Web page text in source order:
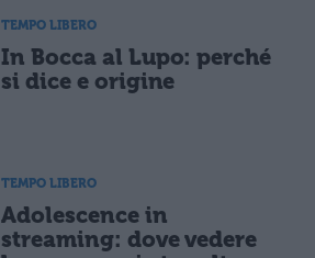
TEMPO LIBERO
In Bocca al Lupo: perché
si dice e origine
TEMPO LIBERO
Adolescence in
streaming: dove vedere